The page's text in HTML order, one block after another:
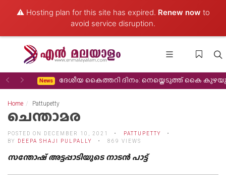
⚠️ Hosting plan for this site has expired. Renew now to
avoid service disruption.
Previous
NextNews ദേശീയ കൈത്തറി ദിനം: നെയ്തെടുത്ത് കൈ കുഴയുമ്പോഴും ജീവിതം
Home Pattupetty
ചെന്താമര
POSTED ON DECEMBER 10, 2021
PATTUPETTY
BY DEEPA SHAJI PULPALLY 869 VIEWS
സന്തോഷ്‌ അട്ടപ്പാടിയുടെ നാടൻ പാട്ട്